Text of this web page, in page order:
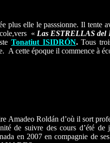
plus elle le passsionne. Il
« Las ESTRELLAS del
Tonatiut ISIDRÓN.Tous
A cette époque il commence à
Amadeo Roldán d’où il sort
de suivre des cours d’été de
en 2007 en compagnie de